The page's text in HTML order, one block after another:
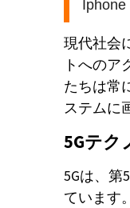
現代社会
トへのア
たちは常
ステムに
5Gテク
5Gは、第
ています